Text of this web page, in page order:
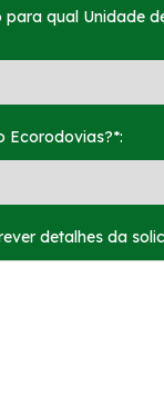
qual Unidade
Ecorodovias?*:
detalhes da